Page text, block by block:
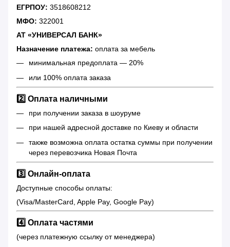
ЕГРПОУ: 3518608212
МФО: 322001
АТ «УНИВЕРСАЛ БАНК»
Назначение платежа: оплата за мебель
минимальная предоплата — 20%
или 100% оплата заказа
2️⃣ Оплата наличными
при получении заказа в шоуруме
при нашей адресной доставке по Киеву и области
также возможна оплата остатка суммы при получении
через перевозчика Новая Почта
3️⃣ Онлайн-оплата
Доступные способы оплаты:
(Visa/MasterCard, Apple Pay, Google Pay)
4️⃣ Оплата частями
(через платежную ссылку от менеджера)